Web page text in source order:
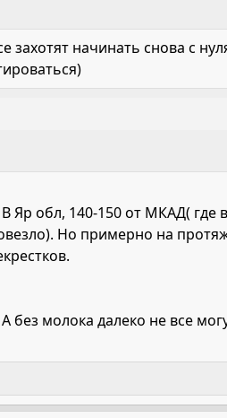
захотят начинать снова с
Яр обл, 140-150 от МКАД( где
Но примерно на
без молока далеко не все